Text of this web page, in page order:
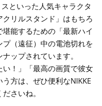
といった人気キャラクタ
リルスタンド」はもちろ
能するための「最新ハイ
（遠征）中の電池切れを
ップされています。
い！」「最高の画質で彼女
方は、ぜひ便利なNIKKE
さいね。